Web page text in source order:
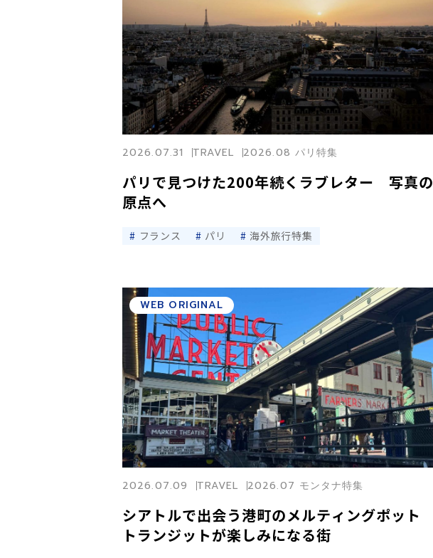
パリで見つけた200年続くラブレター 写真の
原点へ
2026.07.31 TRAVEL 2026.08 パリ特集
フランス パリ 海外旅行特集
シアトルで出会う港町のメルティングポット
トランジットが楽しみになる街
2026.07.09 TRAVEL 2026.07 モンタナ特集
WEB ORIGINAL